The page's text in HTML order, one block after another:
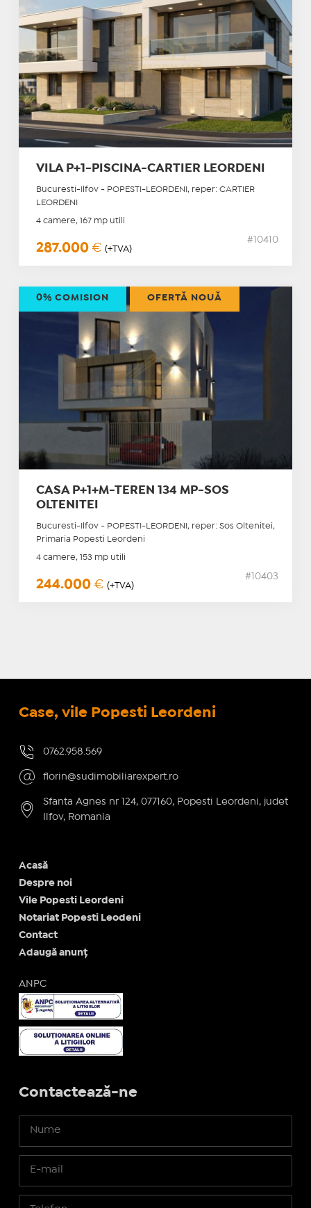
VILA P+1-PISCINA-CARTIER LEORDENI
Bucuresti-Ilfov - POPESTI-LEORDENI, reper: CARTIER
LEORDENI
4 camere, 167 mp utili
287.000 € (+TVA)
#10410
CASA P+1+M-TEREN 134 MP-SOS
OLTENITEI
Bucuresti-Ilfov - POPESTI-LEORDENI, reper: Sos Oltenitei,
Primaria Popesti Leordeni
4 camere, 153 mp utili
244.000 € (+TVA)
#10403
0% COMISION OFERTĂ NOUĂ
Case, vile Popesti Leordeni
0762.958.569
florin@sudimobiliarexpert.ro
Sfanta Agnes nr 124, 077160, Popesti Leordeni, judet
Ilfov, Romania
Acasă
Despre noi
Vile Popesti Leordeni
Notariat Popesti Leodeni
Contact
Adaugă anunț
ANPC
Contactează-ne